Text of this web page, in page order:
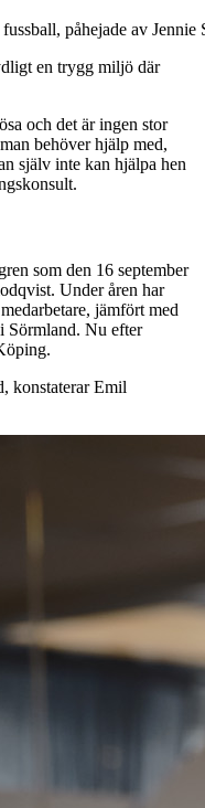
påhejade av
en trygg miljö där
och det är ingen stor
behöver hjälp med,
själv inte kan hjälpa hen
som den 16 september
Under åren har
jämfört med
Sörmland. Nu efter
konstaterar Emil